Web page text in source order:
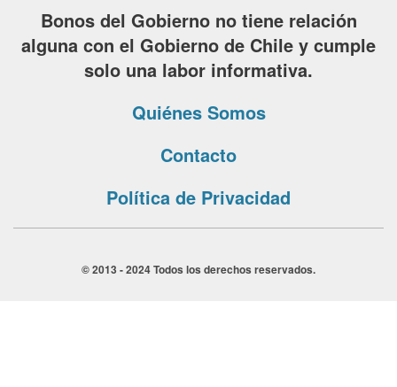
Bonos del Gobierno no tiene relación
alguna con el Gobierno de Chile y cumple
solo una labor informativa.
Quiénes Somos
Contacto
Política de Privacidad
© 2013 - 2024 Todos los derechos reservados.